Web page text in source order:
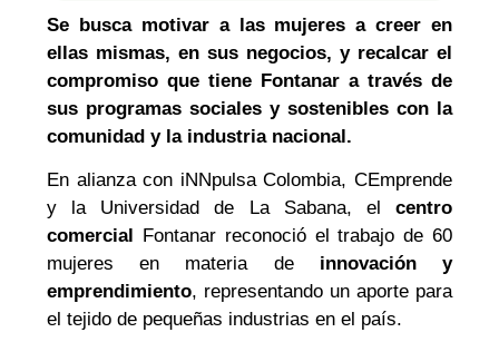
Se busca motivar a las mujeres a creer en
ellas mismas, en sus negocios, y recalcar el
compromiso que tiene Fontanar a través de
sus programas sociales y sostenibles con la
comunidad y la industria nacional.
En alianza con iNNpulsa Colombia, CEmprende
y la Universidad de La Sabana, el centro
comercial
Fontanar reconoció el trabajo de 60
mujeres en materia de innovación y
emprendimiento, representando un aporte para
el tejido de pequeñas industrias en el país.